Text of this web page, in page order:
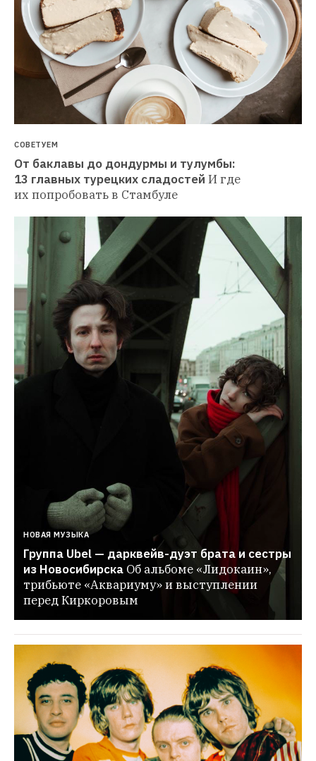
СОВЕТУЕМ
От баклавы до дондурмы и тулумбы:
13 главных турецких сладостей И где
их попробовать в Стамбуле
НОВАЯ МУЗЫКА
Группа Ubel — дарквейв-дуэт брата и сестры
из Новосибирска Об альбоме «Лидокаин»,
трибьюте «Аквариуму» и выступлении
перед Киркоровым